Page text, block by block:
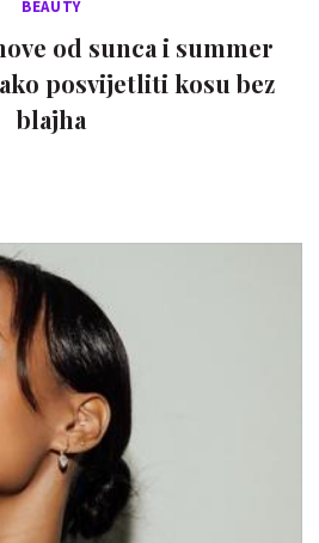
BEAUTY
od sunca i summer
posvijetliti kosu bez
blajha